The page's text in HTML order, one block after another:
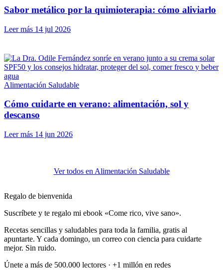
Sabor metálico por la quimioterapia: cómo aliviarlo
Leer más 14 jul 2026
Alimentación Saludable
Cómo cuidarte en verano: alimentación, sol y
descanso
Leer más 14 jun 2026
Ver todos en Alimentación Saludable
Regalo de bienvenida
Suscríbete y te regalo mi ebook «Come rico, vive sano».
Recetas sencillas y saludables para toda la familia, gratis al
apuntarte. Y cada domingo, un correo con ciencia para cuidarte
mejor. Sin ruido.
Únete a más de 500.000 lectores · +1 millón en redes